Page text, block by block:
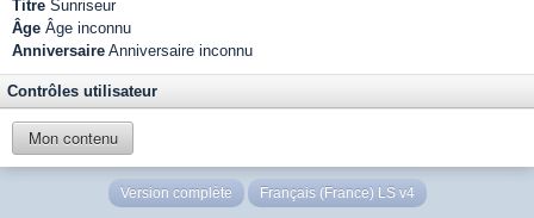
Titre Sunriseur
Âge Âge inconnu
Anniversaire Anniversaire inconnu
Contrôles utilisateur
Mon contenu
Version complète Français (France) LS v4